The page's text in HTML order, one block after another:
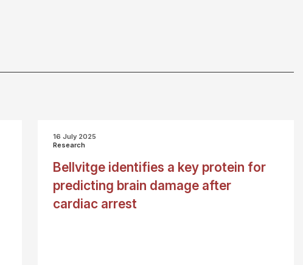
16 July 2025
Research
Bellvitge identifies a key protein for
predicting brain damage after
cardiac arrest